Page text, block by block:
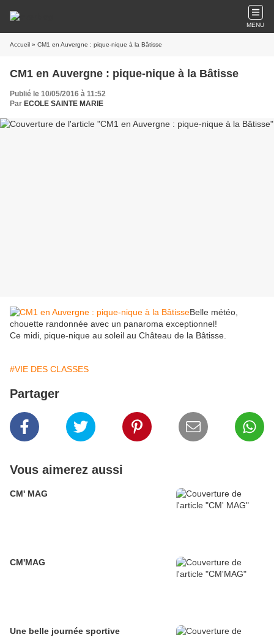
MENU
Accueil » CM1 en Auvergne : pique-nique à la Bâtisse
CM1 en Auvergne : pique-nique à la Bâtisse
Publié le 10/05/2016 à 11:52
Par ECOLE SAINTE MARIE
Belle météo,
chouette randonnée avec un panaroma exceptionnel!
Ce midi, pique-nique au soleil au Château de la Bâtisse.
#VIE DES CLASSES
Partager
Vous aimerez aussi
CM' MAG
CM'MAG
Une belle journée sportive